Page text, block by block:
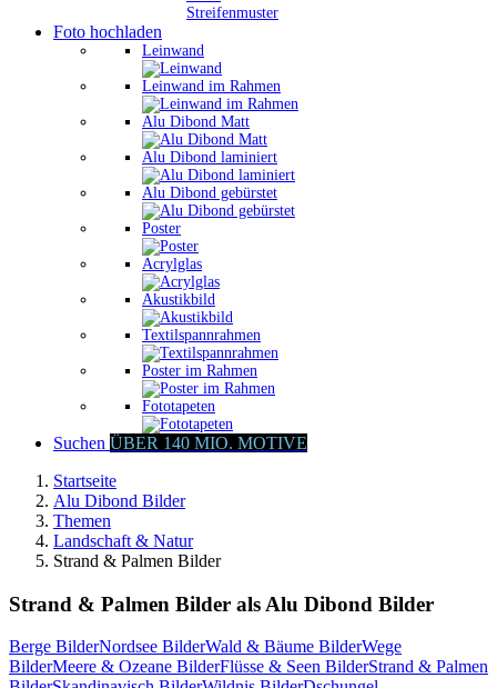
Streifenmuster
Foto hochladen
Leinwand
Leinwand im Rahmen
Alu Dibond Matt
Alu Dibond laminiert
Alu Dibond gebürstet
Poster
Acrylglas
Akustikbild
Textilspannrahmen
Poster im Rahmen
Fototapeten
Suchen ÜBER 140 MIO. MOTIVE
Startseite
Alu Dibond Bilder
Themen
Landschaft & Natur
Strand & Palmen Bilder
Strand & Palmen Bilder als Alu Dibond Bilder
Berge BilderNordsee BilderWald & Bäume BilderWege
BilderMeere & Ozeane BilderFlüsse & Seen BilderStrand & Palmen